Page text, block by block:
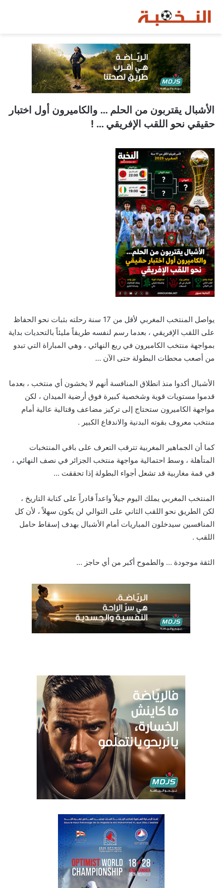
الأشبال يقتربون من الحلم … والكاميرون أول اختبار
حقيقي نحو اللقب الإفريقي … !
يواصل المنتخب المغربي لأقل من 17 سنة رحلته بثبات نحو الحفاظ
على اللقب الإفريقي ، بعدما رسم لنفسه طريقاً مليئاً بالتحديات بداية
بمواجهة منتخب الكاميرون في ربع النهائي ، وهي المباراة التي تبدو
من أصعب محطات البطولة حتى الآن …
الأشبال أكدوا منذ انطلاق المنافسة أنهم لا يخشون أي منتخب ، بعدما
قدموا مستويات قوية وشخصية كبيرة فوق أرضية الميدان ، لكن
مواجهة الكاميرون ستحتاج إلى تركيز مضاعف وقتالية عالية أمام
منتخب معروف بقوته البدنية والاندفاع الكبير .
كما أن الجماهير المغربية تترقب التعرف على باقي المنتخبات
المتأهلة ، وسط احتمالية مواجهة منتخب الجزائر في نصف النهائي ،
في قمة مغاربية قد تشعل أجواء البطولة إذا تحققت …
المنتخب المغربي يملك اليوم جيلاً واعداً قادراً على كتابة التاريخ ،
لكن الطريق نحو اللقب الثاني على التوالي لن يكون سهلاً ، لأن كل
المنافسين سيدخلون المباريات أمام الأشبال بهدف إسقاط حامل
اللقب .
الثقة موجودة … والطموح أكبر من أي حاجز …